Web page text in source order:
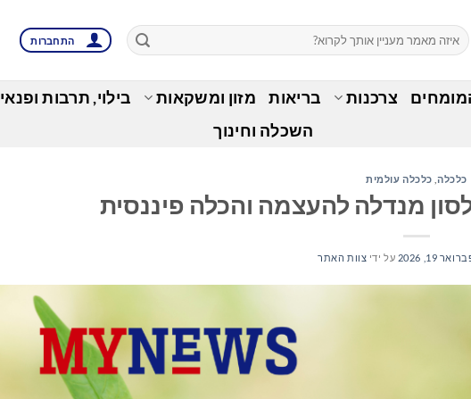
התחברות
צרכנות בריאות מזון ומשקאות בילוי, תרבות ופנאי
השכלה וחינוך
כלכלה, כלכלה עולמית
מנדלה להעצמה והכלה פיננסית
19, 2026 על ידי צוות האתר